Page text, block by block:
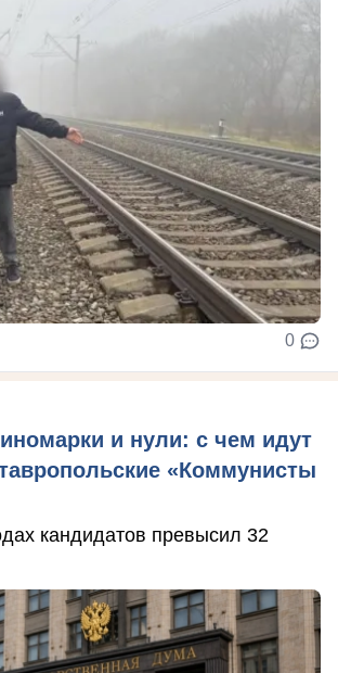
0
и нули: с чем идут
«Коммунисты
кандидатов превысил 32